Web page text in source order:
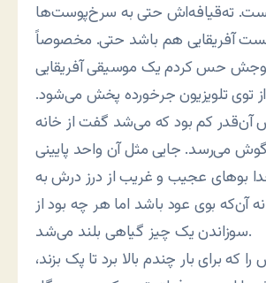
ته‌قیافه‌اش حتی به سرخ‌پوست‌ها
آفریقایی هم باشد حتی. مخصوصاً
حس کردم یک موسیقی آفریقایی
از توی تلویزیون جرخورده پخش می‌شود.
آن‌قدر کم بود که می‌شد گفت از خانه
می‌رسد. جایی مثل آن واحد پایینی
بوهای عجیب و غریب از درز درش به
آن‌که بوی عود باشد اما هر چه بود از
سوزاندن یک چیز گیاهی بلند می‌شد.
که برای بار چندم بالا برد تا پک بزند،